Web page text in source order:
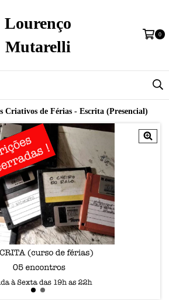
Lourenço
Mutarelli
0
Criativos de Férias - Escrita (Presencial)